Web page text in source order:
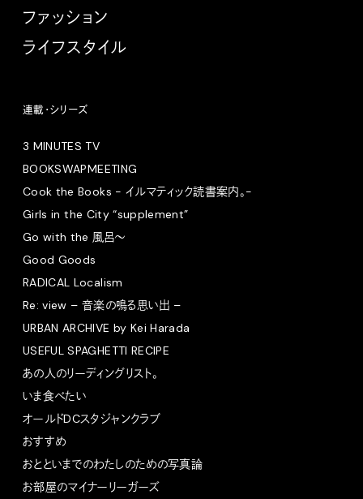
ファッション
ライフスタイル
連載・シリーズ
3 MINUTES TV
BOOKSWAPMEETING
Cook the Books - イルマティック読書案内。-
Girls in the City “supplement”
Go with the 風呂〜
Good Goods
RADICAL Localism
Re: view – 音楽の鳴る思い出 –
URBAN ARCHIVE by Kei Harada
USEFUL SPAGHETTI RECIPE
あの人のリーディングリスト。
いま食べたい
オールドDCスタジャンクラブ
おすすめ
おとといまでのわたしのための写真論
お部屋のマイナーリーガーズ